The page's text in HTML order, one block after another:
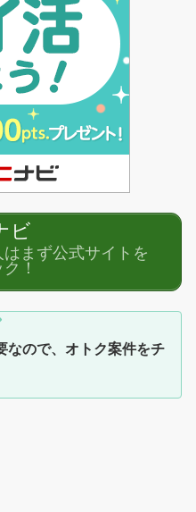
ビ
まず公式サイトを
！
なので、オトク案件をチ